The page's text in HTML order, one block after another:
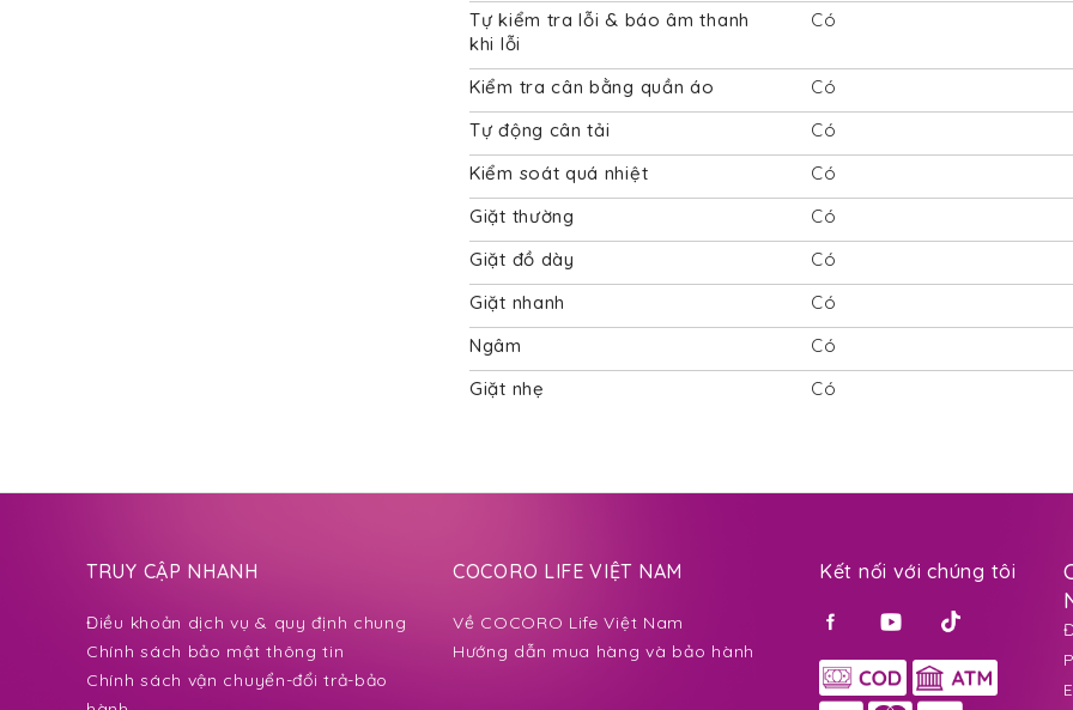
Tự kiểm tra lỗi & báo âm thanh
khi lỗi
Có
Kiểm tra cân bằng quần áo
Có
Tự động cân tải
Có
Kiểm soát quá nhiệt
Có
Giặt thường
Có
Giặt đồ dày
Có
Giặt nhanh
Có
Ngâm
Có
Giặt nhẹ
Có
TRUY CẬP NHANH
Điều khoản dịch vụ & quy định chung
Chính sách bảo mật thông tin
Chính sách vận chuyển-đổi trả-bảo
COCORO LIFE VIỆT NAM
Về COCORO Life Việt Nam
Hướng dẫn mua hàng và bảo hành
Kết nối với chúng tôi